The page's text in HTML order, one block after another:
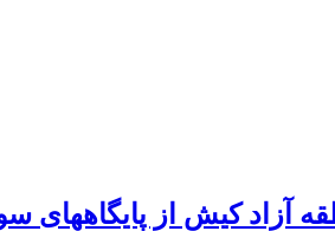
آزاد کیش از